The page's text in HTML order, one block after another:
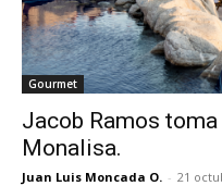
Gourmet
Jacob Ramos
Monalisa.
Juan Luis Moncada O. - 21